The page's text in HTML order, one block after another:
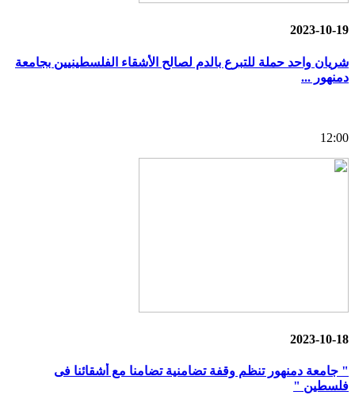
2023-10-19
شريان واحد حملة للتبرع بالدم لصالح الأشقاء الفلسطينيين بجامعة
دمنهور ...
12:00
2023-10-18
" جامعة دمنهور تنظم وقفة تضامنية تضامنا مع أشقائنا فى
فلسطين "